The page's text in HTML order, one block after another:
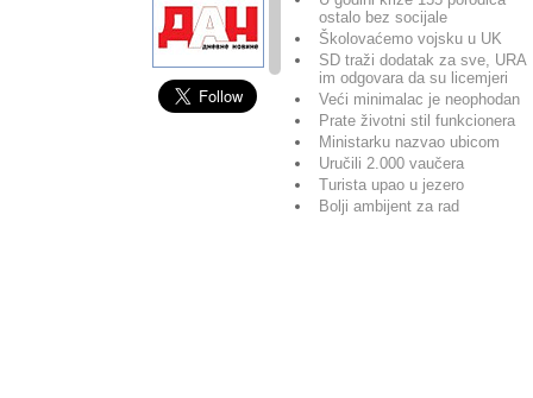
ostalo bez socijale
Školovaćemo vojsku u UK
SD traži dodatak za sve, URA
im odgovara da su licemjeri
Veći minimalac je neophodan
Prate životni stil funkcionera
Ministarku nazvao ubicom
Uručili 2.000 vaučera
Turista upao u jezero
Bolji ambijent za rad